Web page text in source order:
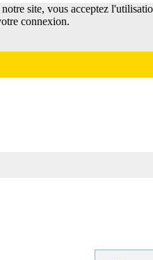
site, vous acceptez
connexion.